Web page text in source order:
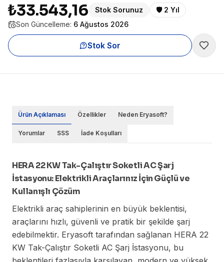
₺33.543,16 Stok Sorunuz 🛡️ 2 Yıl
Son Güncelleme: 6 Ağustos 2026
Stok Sor
Ürün Açıklaması Özellikler Neden Eryasoft?
Yorumlar SSS İade Koşulları
HERA 22 KW Tak-Çalıştır Soketli AC Şarj
İstasyonu: Elektrikli Araçlarınız İçin Güçlü ve
Kullanışlı Çözüm
Elektrikli araç sahiplerinin en büyük beklentisi,
araçlarını hızlı, güvenli ve pratik bir şekilde şarj
edebilmektir. Eryasoft tarafından sağlanan HERA 22
KW Tak-Çalıştır Soketli AC Şarj İstasyonu, bu